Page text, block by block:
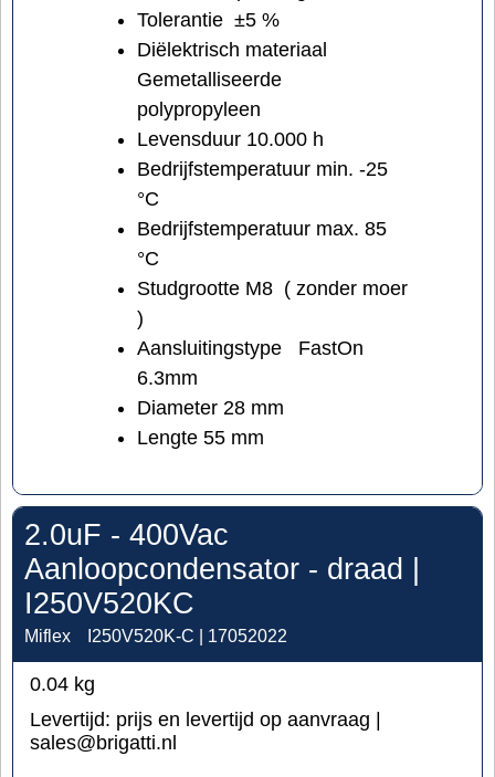
Tolerantie ±5 %
Diëlektrisch materiaal
Gemetalliseerde
polypropyleen
Levensduur 10.000 h
Bedrijfstemperatuur min. -25
°C
Bedrijfstemperatuur max. 85
°C
Studgrootte M8 ( zonder moer
)
Aansluitingstype FastOn
6.3mm
Diameter 28 mm
Lengte 55 mm
2.0uF - 400Vac
Aanloopcondensator - draad |
I250V520KC
Miflex I250V520K-C | 17052022
0.04 kg
Levertijd: prijs en levertijd op aanvraag |
sales@brigatti.nl